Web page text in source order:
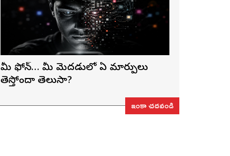
మీ ఫోన్… మీ మెదడులో ఏ మార్పులు
తెస్తోందా తెలుసా?
ఇంకా చదవండి